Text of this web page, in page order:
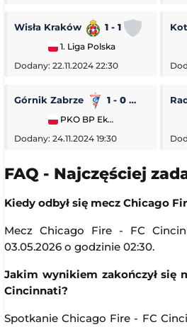
Wisła Kraków 1 - 1 Stal
1. Liga Polska
Dodany: 22.11.2024 22:30
Górnik Zabrze 1 - 0 Piast
PKO BP Ekstraklasa
Dodany: 24.11.2024 19:30
FAQ - Najczęściej
Kiedy odbył się mecz Chicago
Mecz Chicago Fire - FC
03.05.2026 o godzinie 02:30.
Jakim wynikiem zakończył się
Cincinnati?
Spotkanie Chicago Fire - FC